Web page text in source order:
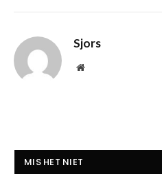
Sjors
Website
MIS HET NIET